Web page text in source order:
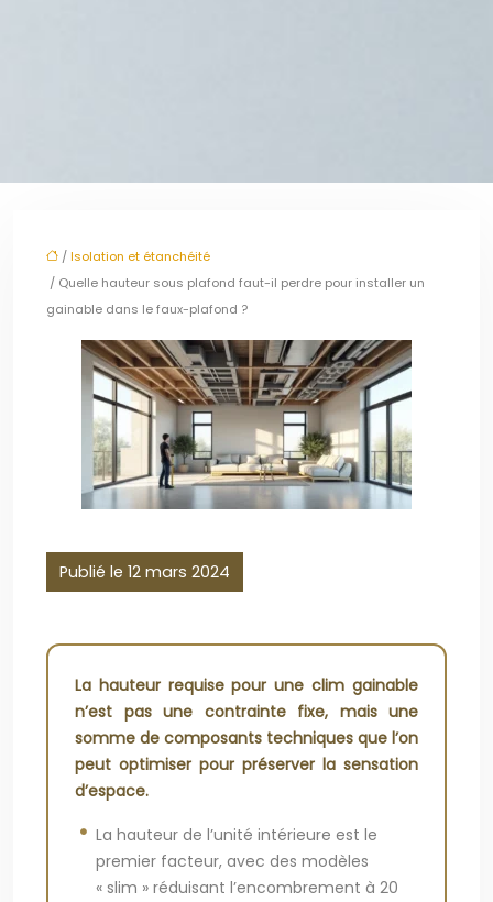
/Isolation et étanchéité
/ Quelle hauteur sous plafond faut-il perdre pour installer un
gainable dans le faux-plafond ?
Publié le 12 mars 2024
La hauteur requise pour une clim gainable
n’est pas une contrainte fixe, mais une
somme de composants techniques que l’on
peut optimiser pour préserver la sensation
d’espace.
La hauteur de l’unité intérieure est le
premier facteur, avec des modèles
« slim » réduisant l’encombrement à 20